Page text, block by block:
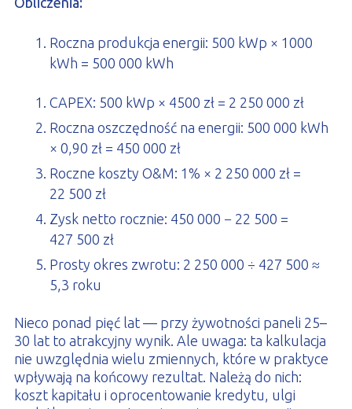
Roczna produkcja energii: 500 kWp × 1000
kWh = 500 000 kWh
CAPEX: 500 kWp × 4500 zł = 2 250 000 zł
Roczna oszczędność na energii: 500 000 kWh
× 0,90 zł = 450 000 zł
Roczne koszty O&M: 1% × 2 250 000 zł =
22 500 zł
Zysk netto rocznie: 450 000 − 22 500 =
427 500 zł
Prosty okres zwrotu: 2 250 000 ÷ 427 500 ≈
5,3 roku
Nieco ponad pięć lat — przy żywotności paneli 25–
30 lat to atrakcyjny wynik. Ale uwaga: ta kalkulacja
nie uwzględnia wielu zmiennych, które w praktyce
wpływają na końcowy rezultat. Należą do nich:
koszt kapitału i oprocentowanie kredytu, ulgi